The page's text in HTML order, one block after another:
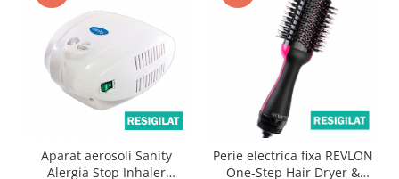
Aparat aerosoli Sanity
Alergia Stop Inhaler
Perie electrica fixa REVLON
One-Step Hair Dryer &